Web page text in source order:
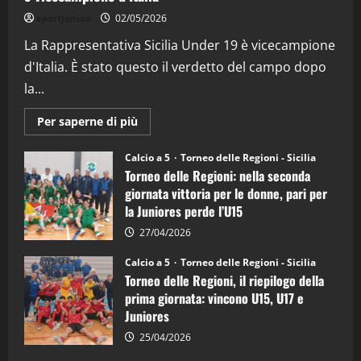
“SportEmpire” in Podcast: 26^ Puntata
08/04/2026
02/05/2026
La Rappresentativa Sicilia Under 19 è vicecampione
d'Italia. È stato questo il verdetto del campo dopo
la...
Per saperne di più
informazioni
Torneo
delle
Regioni
di
calcio
a
5:
la
Juniores
è
vicecampione
d’Italia
Calcio a 5 Torneo delle Regioni - Sicilia
Torneo delle Regioni: nella seconda
giornata vittoria per le donne, pari per
la Juniores perde l’U15
27/04/2026
Calcio a 5 Torneo delle Regioni - Sicilia
Torneo delle Regioni, il riepilogo della
prima giornata: vincono U15, U17 e
Juniores
25/04/2026